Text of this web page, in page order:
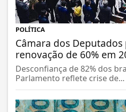
POLÍTICA
Câmara dos
renovação de 60% em
Desconfiança de 82% dos
Parlamento reflete crise de...